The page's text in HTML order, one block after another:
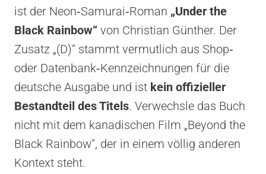
ist der Neon‑Samurai‑Roman „Under the
Black Rainbow“ von Christian Günther. Der
Zusatz „(D)“ stammt vermutlich aus Shop‑
oder Datenbank‑Kennzeichnungen für die
deutsche Ausgabe und ist kein offizieller
Bestandteil des Titels. Verwechsle das Buch
nicht mit dem kanadischen Film „Beyond the
Black Rainbow“, der in einem völlig anderen
Kontext steht.